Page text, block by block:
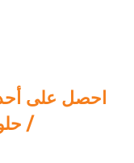
احصل على
/